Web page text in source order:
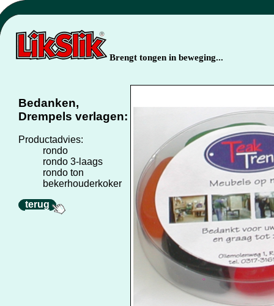
Brengt tongen in beweging...
Bedanken,
Drempels verlagen:
Productadvies:
rondo
rondo 3-laags
rondo ton
bekerhouderkoker
terug